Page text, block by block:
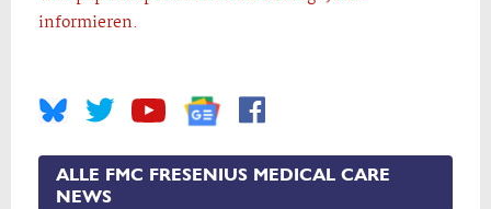
informieren.
ALLE FMC FRESENIUS MEDICAL CARE
NEWS